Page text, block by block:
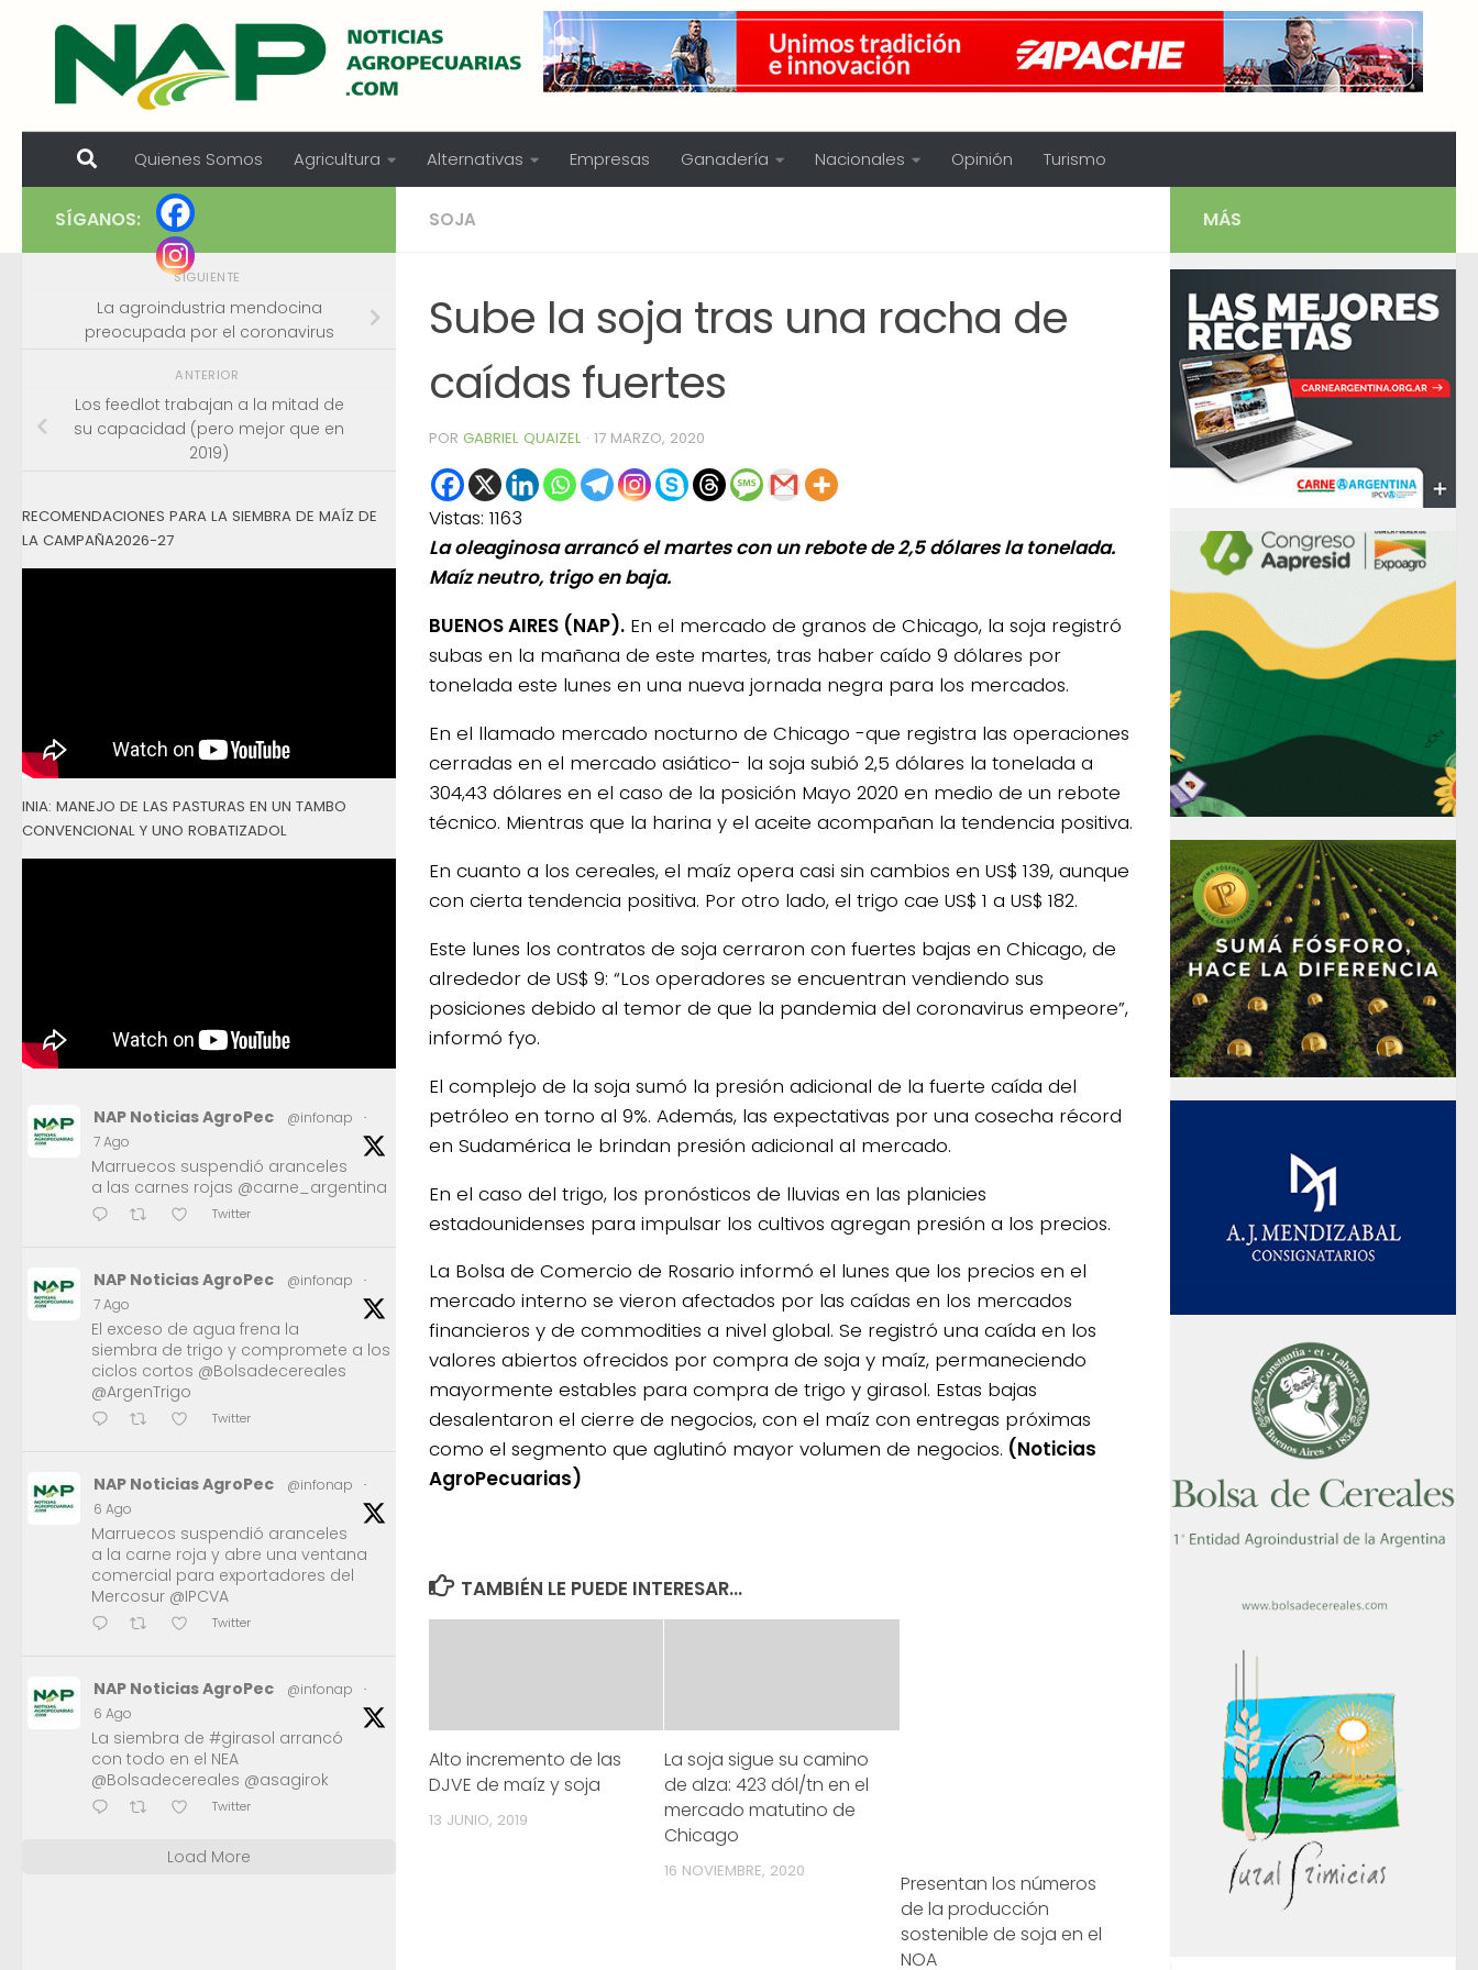
Skip to content
Quienes Somos Agricultura Alternativas Empresas Ganadería Nacionales Opinión Turismo
SOJA
Sube la soja tras una racha de
caídas fuertes
POR GABRIEL QUAIZEL · 17 MARZO, 2020
Vistas: 1163
La oleaginosa arrancó el martes con un rebote de 2,5 dólares la tonelada.
Maíz neutro, trigo en baja.
BUENOS AIRES (NAP). En el mercado de granos de Chicago, la soja registró
subas en la mañana de este martes, tras haber caído 9 dólares por
tonelada este lunes en una nueva jornada negra para los mercados.
En el llamado mercado nocturno de Chicago -que registra las operaciones
cerradas en el mercado asiático- la soja subió 2,5 dólares la tonelada a
304,43 dólares en el caso de la posición Mayo 2020 en medio de un rebote
técnico. Mientras que la harina y el aceite acompañan la tendencia positiva.
En cuanto a los cereales, el maíz opera casi sin cambios en US$ 139, aunque
con cierta tendencia positiva. Por otro lado, el trigo cae US$ 1 a US$ 182.
Este lunes los contratos de soja cerraron con fuertes bajas en Chicago, de
alrededor de US$ 9: “Los operadores se encuentran vendiendo sus
posiciones debido al temor de que la pandemia del coronavirus empeore”,
informó fyo.
El complejo de la soja sumó la presión adicional de la fuerte caída del
petróleo en torno al 9%. Además, las expectativas por una cosecha récord
en Sudamérica le brindan presión adicional al mercado.
En el caso del trigo, los pronósticos de lluvias en las planicies
estadounidenses para impulsar los cultivos agregan presión a los precios.
La Bolsa de Comercio de Rosario informó el lunes que los precios en el
mercado interno se vieron afectados por las caídas en los mercados
financieros y de commodities a nivel global. Se registró una caída en los
valores abiertos ofrecidos por compra de soja y maíz, permaneciendo
mayormente estables para compra de trigo y girasol. Estas bajas
desalentaron el cierre de negocios, con el maíz con entregas próximas
como el segmento que aglutinó mayor volumen de negocios. (Noticias
AgroPecuarias)
TAMBIÉN LE PUEDE INTERESAR...
Alto incremento de las
DJVE de maíz y soja
13 JUNIO, 2019
La soja sigue su camino
de alza: 423 dól/tn en el
mercado matutino de
Chicago
16 NOVIEMBRE, 2020
Presentan los números
de la producción
sostenible de soja en el
NOA
SÍGANOS:
SIGUIENTE
La agroindustria mendocina
preocupada por el coronavirus
ANTERIOR
Los feedlot trabajan a la mitad de
su capacidad (pero mejor que en
2019)
RECOMENDACIONES PARA LA SIEMBRA DE MAÍZ DE
LA CAMPAÑA2026-27
INIA: MANEJO DE LAS PASTURAS EN UN TAMBO
CONVENCIONAL Y UNO ROBATIZADOL
NAP Noticias AgroPec @infonap
·
7 Ago
Marruecos suspendió aranceles
a las carnes rojas @carne_argentina
Twitter
NAP Noticias AgroPec @infonap
·
7 Ago
El exceso de agua frena la
siembra de trigo y compromete a los
ciclos cortos @Bolsadecereales
@ArgenTrigo
Twitter
NAP Noticias AgroPec @infonap
·
6 Ago
Marruecos suspendió aranceles
a la carne roja y abre una ventana
comercial para exportadores del
Mercosur @IPCVA
Twitter
NAP Noticias AgroPec @infonap
·
6 Ago
La siembra de #girasol arrancó
con todo en el NEA
@Bolsadecereales @asagirok
Twitter
Load More
MÁS